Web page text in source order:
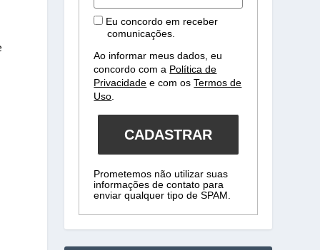
Eu concordo em receber
comunicações.
Ao informar meus dados, eu
concordo com a Política de
Privacidade e com osTermos de
Uso
CADASTRAR
Prometemos não utilizar suas
informações de contato para
enviar qualquer tipo de SPAM.